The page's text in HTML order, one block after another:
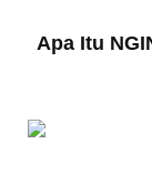
Apa Itu